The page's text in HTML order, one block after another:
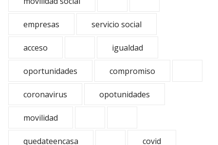
empresas servicio social
acceso igualdad
oportunidades compromiso
coronavirus opotunidades
movilidad
quedateencasa covid